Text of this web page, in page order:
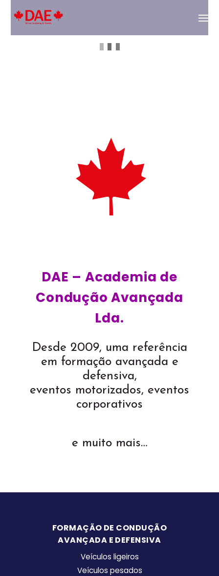
DAE – Academia de
Condução Avançada
Lda.
Desde 2009, uma referência
em formação avançada e
defensiva,
eventos motorizados, eventos
corporativos
e muito mais…
FORMAÇÃO DE CONDUÇÃO
AVANÇADA E DEFENSIVA
Veículos ligeiros
Veículos pesados